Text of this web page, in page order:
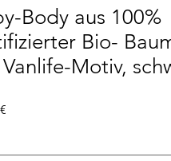
Body aus 100%
Bio-
Motiv,